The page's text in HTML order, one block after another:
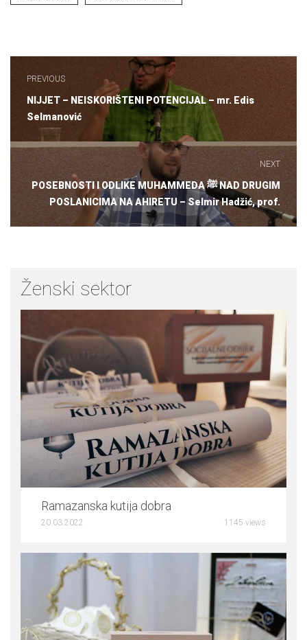
PREVIOUS
NIJJET – NEISKORIŠTENI POTENCIJAL – mr. Edis
Selmanović
NEXT
POSEBNOSTI I ODLIKE MUHAMMEDA ﷺ NAD DRUGIM
POSLANICIMA NA AHIRETU – Selmir Hadžić, prof.
Ženski sektor
Ramazanska kutija dobra
20.03.2022 1145 views